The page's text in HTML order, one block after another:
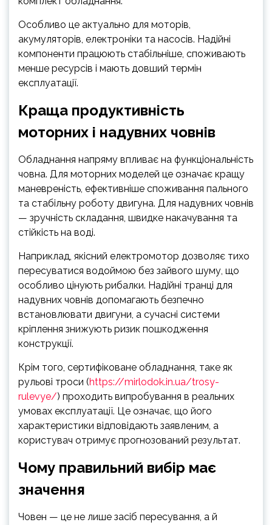
Особливо це актуально для моторів,
акумуляторів, електроніки та насосів. Надійні
компоненти працюють стабільніше, споживають
менше ресурсів і мають довший термін
експлуатації.
Краща продуктивність
моторних і надувних човнів
Обладнання напряму впливає на функціональність
човна. Для моторних моделей це означає кращу
маневреність, ефективніше споживання пального
та стабільну роботу двигуна. Для надувних човнів
— зручність складання, швидке накачування та
стійкість на воді.
Наприклад, якісний електромотор дозволяє тихо
пересуватися водоймою без зайвого шуму, що
особливо цінують рибалки. Надійні транці для
надувних човнів допомагають безпечно
встановлювати двигуни, а сучасні системи
кріплення знижують ризик пошкодження
конструкції.
Крім того, сертифіковане обладнання, таке як
рульові троси (https://mirlodok.in.ua/trosy-
rulevye/) проходить випробування в реальних
умовах експлуатації. Це означає, що його
характеристики відповідають заявленим, а
користувач отримує прогнозований результат.
Чому правильний вибір має
значення
Човен — це не лише засіб пересування, а й